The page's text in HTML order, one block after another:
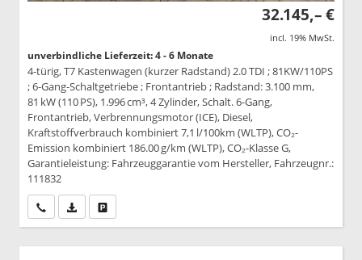
32.145,– €
incl. 19% MwSt.
unverbindliche Lieferzeit: 4 - 6 Monate
4-türig, T7 Kastenwagen (kurzer Radstand) 2.0 TDI ; 81KW/110PS
; 6-Gang-Schaltgetriebe ; Frontantrieb ; Radstand: 3.100 mm,
81 kW (110 PS), 1.996 cm³, 4 Zylinder, Schalt. 6-Gang,
Frontantrieb, Verbrennungsmotor (ICE), Diesel,
Kraftstoffverbrauch kombiniert 7,1 l/100km (WLTP), CO₂-
Emission kombiniert 186.00 g/km (WLTP), CO₂-Klasse G,
Garantieleistung: Fahrzeuggarantie vom Hersteller, Fahrzeugnr.:
111832
Wir rufen Sie anPDF-Datei, Fahrzeugexposé drucken